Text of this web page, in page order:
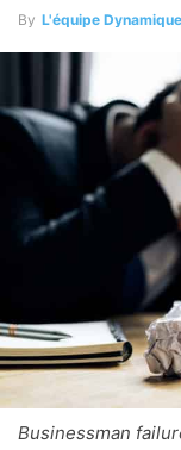
By L'équipe
Businessman